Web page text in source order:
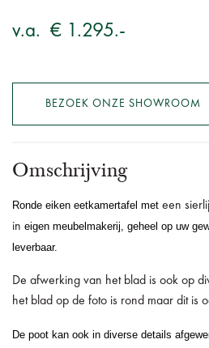
v.a. € 1.295.-
BEZOEK ONZE SHOWROOM
Omschrijving
Ronde eiken eetkamertafel met een
in eigen meubelmakerij, geheel op uw
leverbaar.
De afwerking van het blad is ook op
het blad op de foto is rond maar dit is
De poot kan ook in diverse details